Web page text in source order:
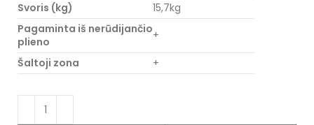
Svoris (kg)
15,7kg
Pagaminta iš nerūdijančio
plieno
+
Šaltoji zona
+